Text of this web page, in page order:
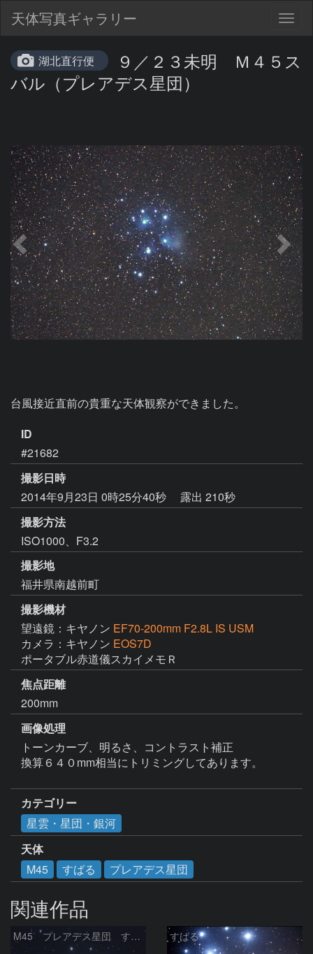
天体写真ギャラリー
湖北直行便
９／２３未明 Ｍ４５ス
バル（プレアデス星団）
台風接近直前の貴重な天体観察ができました。
ID
#21682
撮影日時
2014年9月23日 0時25分40秒
露出 210秒
撮影方法
ISO1000、F3.2
撮影地
福井県南越前町
撮影機材
望遠鏡：キヤノン EF70-200mm F2.8L IS USM
カメラ：キヤノン EOS7D
焦点距離
200mm
画像処理
トーンカーブ、明るさ、コントラスト補正
換算６４０mm相当にトリミングしてあります。
カテゴリー
星雲・星団・銀河
天体
M45
すばる プレアデス星団
関連作品
M45 プレアデス星団 すばる すばる